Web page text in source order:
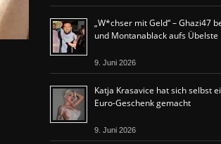
„W*chser mit Geld“ – Ghazi47
und Montanablack aufs Übelste
9. Juni 2026
Katja Krasavice hat sich selbst
Euro-Geschenk gemacht
9. Juni 2026